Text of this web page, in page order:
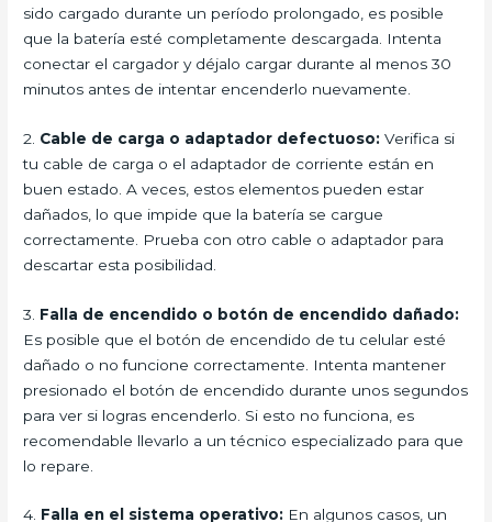
sido cargado durante un período prolongado, es posible
que la batería esté completamente descargada. Intenta
conectar el cargador y déjalo cargar durante al menos 30
minutos antes de intentar encenderlo nuevamente.
2. Cable de carga o adaptador defectuoso: Verifica si
tu cable de carga o el adaptador de corriente están en
buen estado. A veces, estos elementos pueden estar
dañados, lo que impide que la batería se cargue
correctamente. Prueba con otro cable o adaptador para
descartar esta posibilidad.
3. Falla de encendido o botón de encendido dañado:
Es posible que el botón de encendido de tu celular esté
dañado o no funcione correctamente. Intenta mantener
presionado el botón de encendido durante unos segundos
para ver si logras encenderlo. Si esto no funciona, es
recomendable llevarlo a un técnico especializado para que
lo repare.
4. Falla en el sistema operativo: En algunos casos, un